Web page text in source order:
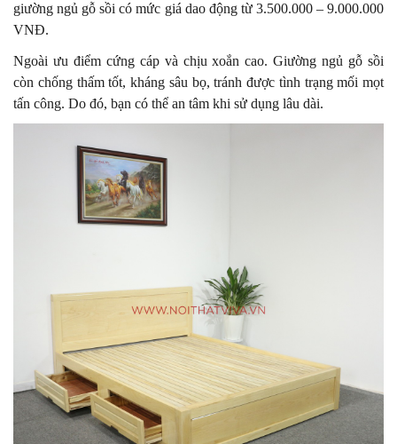
giường ngủ gỗ sồi có mức giá dao động từ 3.500.000 – 9.000.000
VNĐ.
Ngoài ưu điểm cứng cáp và chịu xoắn cao. Giường ngủ gỗ sồi
còn chống thấm tốt, kháng sâu bọ, tránh được tình trạng mối mọt
tấn công. Do đó, bạn có thể an tâm khi sử dụng lâu dài.